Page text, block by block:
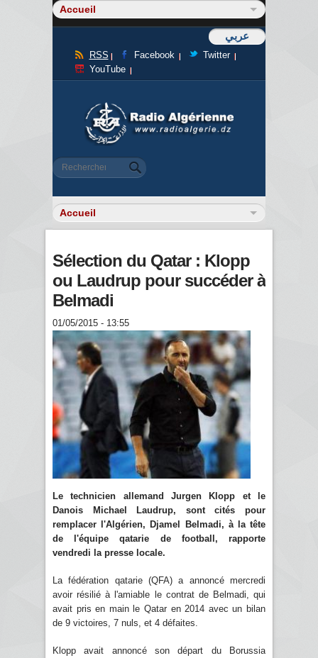
عربي
RSS Facebook
Twitter
YouTube
Formulaire de recherche
Rechercher
Sélection du Qatar : Klopp
ou Laudrup pour succéder à
Belmadi
01/05/2015 - 13:55
Le technicien allemand Jurgen Klopp et le
Danois Michael Laudrup, sont cités pour
remplacer l'Algérien, Djamel Belmadi, à la tête
de l'équipe qatarie de football, rapporte
vendredi la presse locale.
La fédération qatarie (QFA) a annoncé mercredi
avoir résilié à l'amiable le contrat de Belmadi, qui
avait pris en main le Qatar en 2014 avec un bilan
de 9 victoires, 7 nuls, et 4 défaites.
Klopp avait annoncé son départ du Borussia